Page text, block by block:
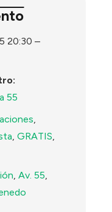
20:30 –
55
,
,GRATIS,
,Av. 55,